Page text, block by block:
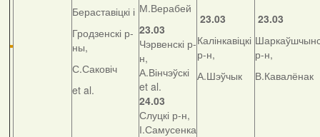
Бераставіцкі і
Гродзенскі р-
ны,
С.Саковіч
et al.
М.Верабей
23.03
Чэрвенскі р-
н,
А.Вінчэўскі
et al.
24.03
Слуцкі р-н,
І.Самусенка
23.03
Калінкавіцкі
р-н,
А.Шэўчык
23.03
р-н,
В.Кавалёнак